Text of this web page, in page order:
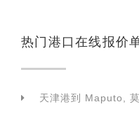
热门港口在线报价
天津港到 Maputo,